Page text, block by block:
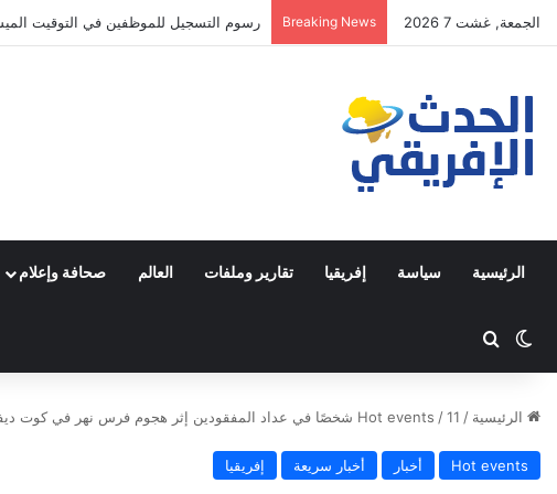
الجمعة, غشت 7 2026 Breaking News رسوم التسجيل للموظفين في التوقيت
الرئيسية سياسة إفريقيا تقارير وملفات العالم صحافة وإعلام
Switch skin
ابحث عن
الرئيسية /
Hot events /11 شخصًا في عداد المفقودين إثر هجوم فرس نهر في كوت ديفوار
Hot events أخبار أخبار سريعة إفريقيا